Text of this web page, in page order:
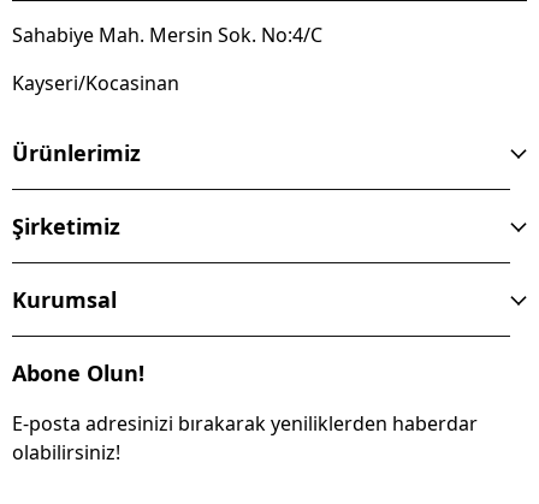
Sahabiye Mah. Mersin Sok. No:4/C
Kayseri/Kocasinan
Ürünlerimiz
Şirketimiz
Kurumsal
Abone Olun!
E-posta adresinizi bırakarak yeniliklerden haberdar
olabilirsiniz!